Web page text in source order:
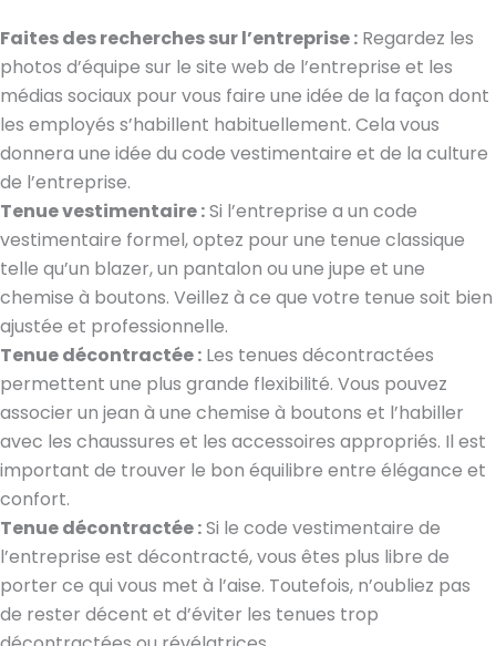
Faites des recherches sur l’entreprise : Regardez les
photos d’équipe sur le site web de l’entreprise et les
médias sociaux pour vous faire une idée de la façon dont
les employés s’habillent habituellement. Cela vous
donnera une idée du code vestimentaire et de la culture
de l’entreprise.
Tenue vestimentaire :Si l’entreprise a un code
vestimentaire formel, optez pour une tenue classique
telle qu’un blazer, un pantalon ou une jupe et une
chemise à boutons. Veillez à ce que votre tenue soit bien
ajustée et professionnelle.
Tenue décontractée : Les tenues décontractées
permettent une plus grande flexibilité. Vous pouvez
associer un jean à une chemise à boutons et l’habiller
avec les chaussures et les accessoires appropriés. Il est
important de trouver le bon équilibre entre élégance et
confort.
Tenue décontractée :Si le code vestimentaire de
l’entreprise est décontracté, vous êtes plus libre de
porter ce qui vous met à l’aise. Toutefois, n’oubliez pas
de rester décent et d’éviter les tenues trop